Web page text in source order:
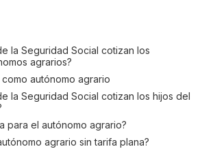
la Seguridad Social cotizan los
agrarios?
autónomo agrario
la Seguridad Social cotizan los hijos del
para el autónomo agrario?
agrario sin tarifa plana?